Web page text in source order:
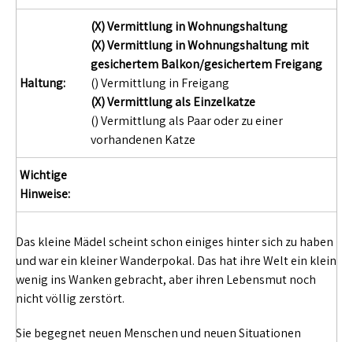
Haltung:
(X) Vermittlung in Wohnungshaltung
(X) Vermittlung in Wohnungshaltung mit
gesichertem Balkon/gesichertem Freigang
() Vermittlung in Freigang
(X) Vermittlung als Einzelkatze
() Vermittlung als Paar oder zu einer
vorhandenen Katze
Wichtige
Hinweise:
Das kleine Mädel scheint schon einiges hinter sich zu haben
und war ein kleiner Wanderpokal. Das hat ihre Welt ein klein
wenig ins Wanken gebracht, aber ihren Lebensmut noch
nicht völlig zerstört.
Sie begegnet neuen Menschen und neuen Situationen